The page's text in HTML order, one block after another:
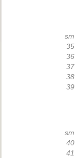
sm
35
36
37
38
39
sm
40
41